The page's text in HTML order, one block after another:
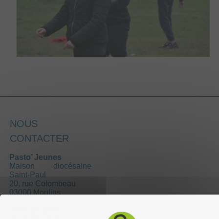
NOUS
CONTACTER
Pasto’ Jeunes
Maison diocésaine
Saint-Paul
20, rue Colombeau
03000 Moulins